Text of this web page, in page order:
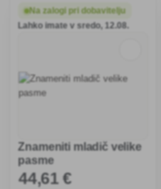
Na zalogi pri dobavitelju
Lahko imate v sredo, 12.08.
Znameniti mladič velike
pasme
44,61 €